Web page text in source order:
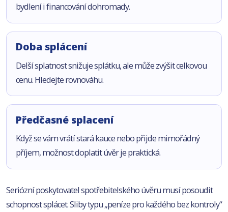
bydlení i financování dohromady.
Doba splácení
Delší splatnost snižuje splátku, ale může zvýšit celkovou
cenu. Hledejte rovnováhu.
Předčasné splacení
Když se vám vrátí stará kauce nebo přijde mimořádný
příjem, možnost doplatit úvěr je praktická.
Seriózní poskytovatel spotřebitelského úvěru musí posoudit
schopnost splácet. Sliby typu „peníze pro každého bez kontroly“